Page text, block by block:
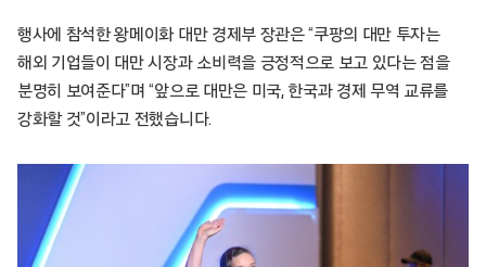
행사에 참석한 왕메이화 대만 경제부 장관은 “쿠팡의 대만 투자는
해외 기업들이 대만 시장과 소비력을 긍정적으로 보고 있다는 점을
분명히 보여준다”며 “앞으로 대만은 미국, 한국과 경제 무역 교류를
강화할 것”이라고 전했습니다.